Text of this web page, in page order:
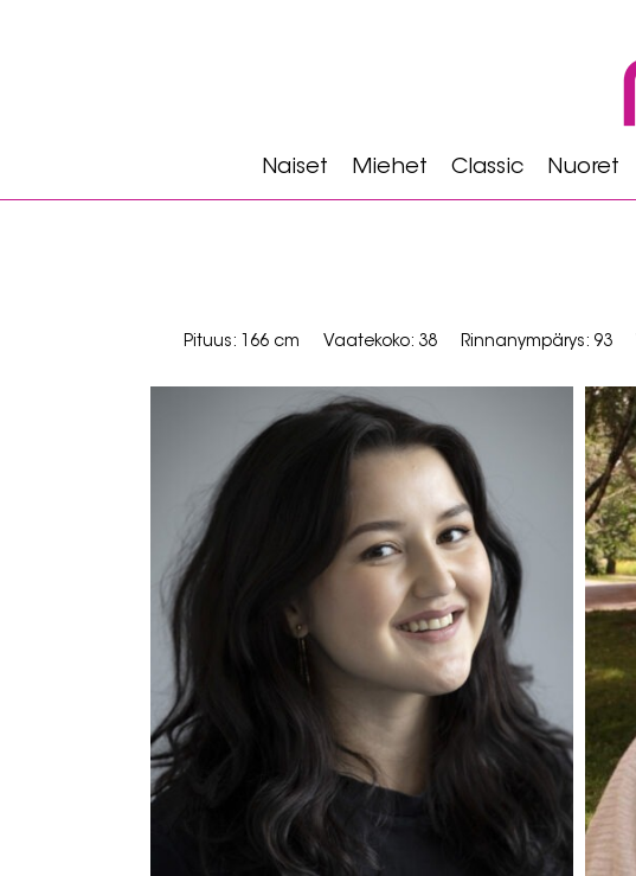
Naiset Miehet Classic Nuoret
Pituus: 166 cm Vaatekoko: 38 Rinnanympärys: 93